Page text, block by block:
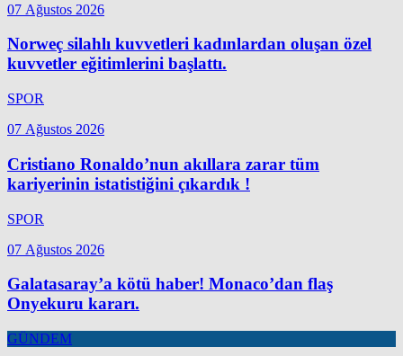
07 Ağustos 2026
Norweç silahlı kuvvetleri kadınlardan oluşan özel
kuvvetler eğitimlerini başlattı.
SPOR
07 Ağustos 2026
Cristiano Ronaldo’nun akıllara zarar tüm
kariyerinin istatistiğini çıkardık !
SPOR
07 Ağustos 2026
Galatasaray’a kötü haber! Monaco’dan flaş
Onyekuru kararı.
GÜNDEM